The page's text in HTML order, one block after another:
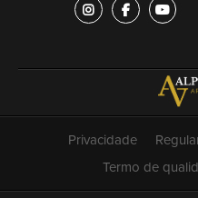
Privacidade
Termo de